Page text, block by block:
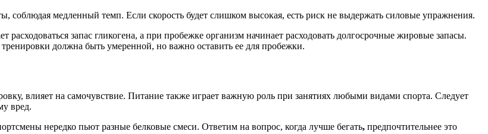
соблюдая медленный темп. Если скорость будет слишком высокая, есть риск не выдержать силовые упражнения.
запас гликогена, а при пробежке организм начинает расходовать долгосрочные жировые запасы.
должна быть умеренной, но важно оставить ее для пробежки.
влияет на самочувствие. Питание также играет важную роль при занятиях любыми видами спорта. Следует
вред.
нередко пьют разные белковые смеси. Ответим на вопрос, когда лучше бегать, предпочтительнее это